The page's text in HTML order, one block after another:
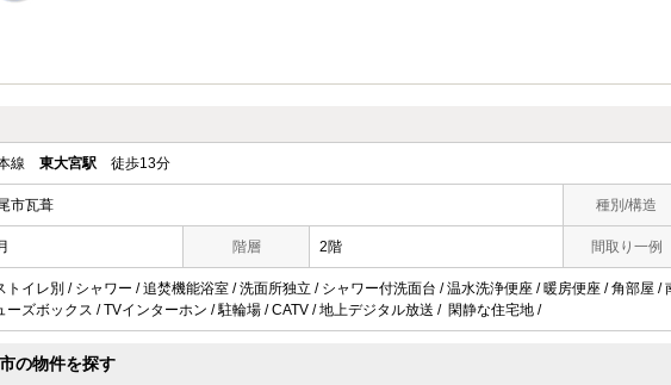
線 東大宮駅 徒歩13分
市瓦葺 種別/構造
階層 2階 間取り一例
トイレ別 / シャワー / 追焚機能浴室 / 洗面所独立 / シャワー付洗面台 / 温水洗浄便座 / 暖房便座 / 角部屋 /
ーズボックス / TVインターホン / 駐輪場 / CATV / 地上デジタル放送 / 閑静な住宅地 /
の物件を探す